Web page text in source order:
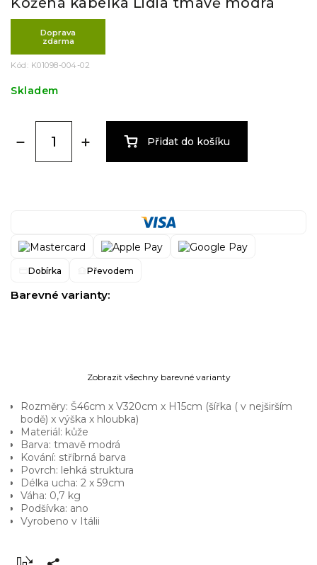
Doprava
zdarma
Kód: K01098-004-02
Skladem
Přidat do košíku
Dobírka Převodem
Barevné varianty:
Zobrazit všechny barevné varianty
Rozměry: Š46cm x V320cm x H15cm (šířka ( v nejširším
bodě) x výška x hloubka)
Materiál: kůže
Barva: tmavě modrá
Kování: stříbrná barva
Povrch: lehká struktura
Délka ucha: 2 x 59cm
Váha: 0,7 kg
Podšívka: ano
Vyrobeno v Itálii